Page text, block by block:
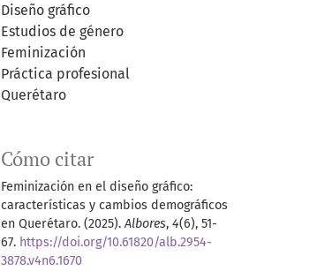
Diseño gráfico
Estudios de género
Feminización
Práctica profesional
Querétaro
Cómo citar
Feminización en el diseño gráfico:
características y cambios demográficos
en Querétaro. (2025).Albores, 4(6), 51-
67. https://doi.org/10.61820/alb.2954-
3878.v4n6.1670